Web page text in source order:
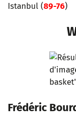
Istanbul (89-76)
Frédéric